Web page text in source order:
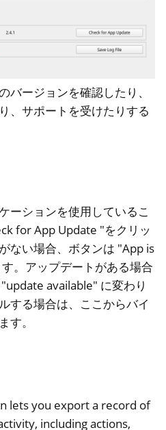
バージョンを確認したり、
、サポートを受けたりする
ーションを使用しているこ
for App Update "をクリッ
ない場合、ボタンは "App is
。アップデートがある場合
available" に変わり
する場合は、ここからバイ
す。
lets you export a record of
including actions,